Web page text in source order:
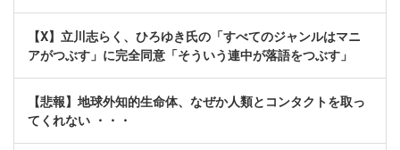
【X】立川志らく、ひろゆき氏の「すべてのジャンルはマニ
アがつぶす」に完全同意「そういう連中が落語をつぶす」
【悲報】地球外知的生命体、なぜか人類とコンタクトを取っ
てくれない ・・・